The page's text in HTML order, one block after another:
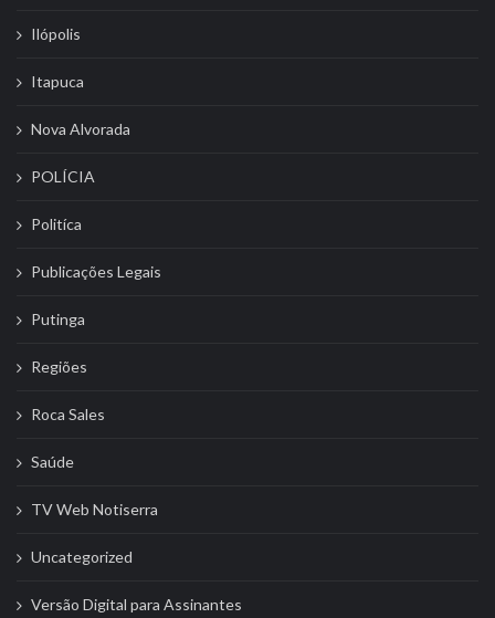
Ilópolis
Itapuca
Nova Alvorada
POLÍCIA
Politíca
Publicações Legais
Putinga
Regiões
Roca Sales
Saúde
TV Web Notiserra
Uncategorized
Versão Digital para Assinantes